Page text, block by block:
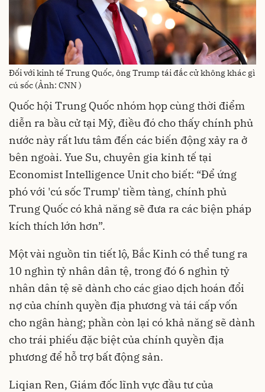
Đối với kinh tế Trung Quốc, ông Trump tái đắc cử không khác gì
cú sốc (Ảnh: CNN )
Quốc hội Trung Quốc nhóm họp cùng thời điểm
diễn ra bầu cử tại Mỹ, điều đó cho thấy chính phủ
nước này rất lưu tâm đến các biến động xảy ra ở
bên ngoài. Yue Su, chuyên gia kinh tế tại
Economist Intelligence Unit cho biết: “Để ứng
phó với 'cú sốc Trump' tiềm tàng, chính phủ
Trung Quốc có khả năng sẽ đưa ra các biện pháp
kích thích lớn hơn”.
Một vài nguồn tin tiết lộ, Bắc Kinh có thể tung ra
10 nghìn tỷ nhân dân tệ, trong đó 6 nghìn tỷ
nhân dân tệ sẽ dành cho các giao dịch hoán đổi
nợ của chính quyền địa phương và tái cấp vốn
cho ngân hàng; phần còn lại có khả năng sẽ dành
cho trái phiếu đặc biệt của chính quyền địa
phương để hỗ trợ bất động sản.
Liqian Ren, Giám đốc lĩnh vực đầu tư của